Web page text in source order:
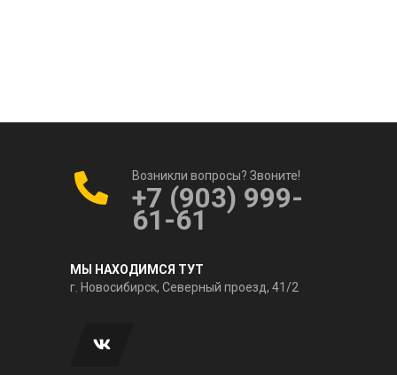
Возникли вопросы? Звоните!
+7 (903) 999-
61-61
МЫ НАХОДИМСЯ ТУТ
г. Новосибирск, Северный проезд, 41/2